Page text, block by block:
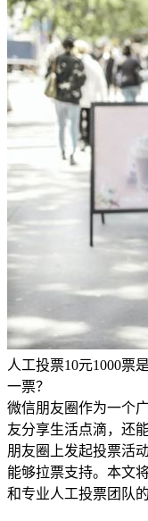
人工投票10元1000票
一票？
微信朋友圈作为一个
友分享生活点滴，还
朋友圈上发起投票活
能够拉票支持。本文
和专业人工投票团队的